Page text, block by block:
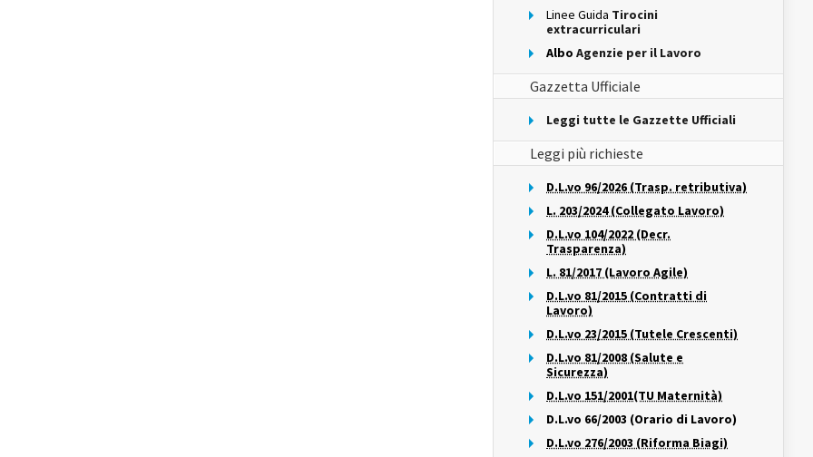
Linee Guida Tirocini
extracurriculari
Albo Agenzie per il Lavoro
Gazzetta Ufficiale
Leggi tutte le Gazzette Ufficiali
Leggi più richieste
D.L.vo 96/2026 (Trasp. retributiva)
L. 203/2024 (Collegato Lavoro)
D.L.vo 104/2022 (Decr.
Trasparenza)
L. 81/2017 (Lavoro Agile)
D.L.vo 81/2015 (Contratti di
Lavoro)
D.L.vo 23/2015 (Tutele Crescenti)
D.L.vo 81/2008 (Salute e
Sicurezza)
D.L.vo 151/2001(TU Maternità)
D.L.vo 66/2003 (Orario di Lavoro)
D.L.vo 276/2003 (Riforma Biagi)